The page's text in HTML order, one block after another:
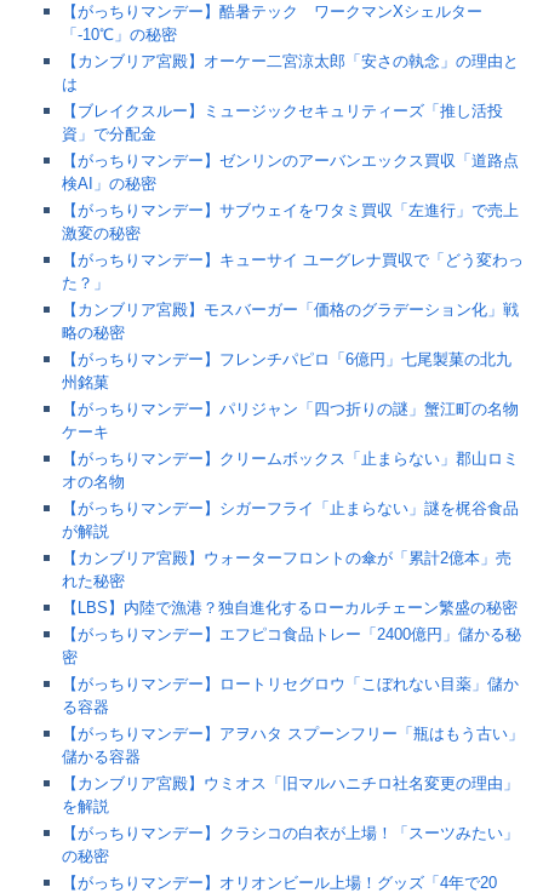
【がっちりマンデー】酷暑テック ワークマンXシェルター
「-10℃」の秘密
【カンブリア宮殿】オーケー二宮涼太郎「安さの執念」の理由と
は
【ブレイクスルー】ミュージックセキュリティーズ「推し活投
資」で分配金
【がっちりマンデー】ゼンリンのアーバンエックス買収「道路点
検AI」の秘密
【がっちりマンデー】サブウェイをワタミ買収「左進行」で売上
激変の秘密
【がっちりマンデー】キューサイ ユーグレナ買収で「どう変わっ
た？」
【カンブリア宮殿】モスバーガー「価格のグラデーション化」戦
略の秘密
【がっちりマンデー】フレンチパピロ「6億円」七尾製菓の北九
州銘菓
【がっちりマンデー】パリジャン「四つ折りの謎」蟹江町の名物
ケーキ
【がっちりマンデー】クリームボックス「止まらない」郡山ロミ
オの名物
【がっちりマンデー】シガーフライ「止まらない」謎を梶谷食品
が解説
【カンブリア宮殿】ウォーターフロントの傘が「累計2億本」売
れた秘密
【LBS】内陸で漁港？独自進化するローカルチェーン繁盛の秘密
【がっちりマンデー】エフピコ食品トレー「2400億円」儲かる秘
密
【がっちりマンデー】ロートリセグロウ「こぼれない目薬」儲か
る容器
【がっちりマンデー】アヲハタ スプーンフリー「瓶はもう古い」
儲かる容器
【カンブリア宮殿】ウミオス「旧マルハニチロ社名変更の理由」
を解説
【がっちりマンデー】クラシコの白衣が上場！「スーツみたい」
の秘密
【がっちりマンデー】オリオンビール上場！グッズ「4年で20